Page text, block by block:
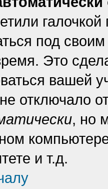
галочкой
под
Это
вашей
отключало
, но
и т.д.